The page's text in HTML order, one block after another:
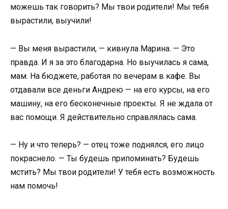
можешь так говорить? Мы твои родители! Мы тебя
вырастили, выучили!
— Вы меня вырастили, — кивнула Марина. — Это
правда. И я за это благодарна. Но выучилась я сама,
мам. На бюджете, работая по вечерам в кафе. Вы
отдавали все деньги Андрею — на его курсы, на его
машину, на его бесконечные проекты. Я не ждала от
вас помощи. Я действительно справлялась сама.
— Ну и что теперь? — отец тоже поднялся, его лицо
покраснело. — Ты будешь припоминать? Будешь
мстить? Мы твои родители! У тебя есть возможность
нам помочь!